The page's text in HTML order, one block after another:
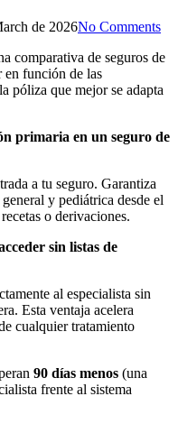
de 2026No Comments
comparativa de seguros de
en función de las
póliza que mejor se adapta
primaria en un seguro de
a tu seguro. Garantiza
y pediátrica desde el
o derivaciones.
sin listas de
al especialista sin
Esta ventaja acelera
cualquier tratamiento
90 días menos (una
frente al sistema